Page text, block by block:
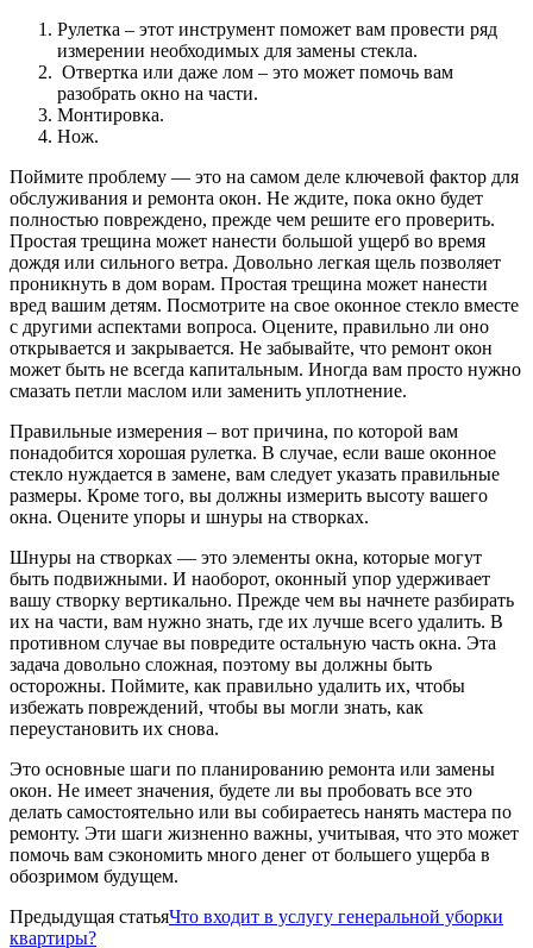
Рулетка – этот инструмент поможет вам провести ряд
измерении необходимых для замены стекла.
Отвертка или даже лом – это может помочь вам
разобрать окно на части.
Монтировка.
Нож.
Поймите проблему — это на самом деле ключевой фактор для
обслуживания и ремонта окон. Не ждите, пока окно будет
полностью повреждено, прежде чем решите его проверить.
Простая трещина может нанести большой ущерб во время
дождя или сильного ветра. Довольно легкая щель позволяет
проникнуть в дом ворам. Простая трещина может нанести
вред вашим детям. Посмотрите на свое оконное стекло вместе
с другими аспектами вопроса. Оцените, правильно ли оно
открывается и закрывается. Не забывайте, что ремонт окон
может быть не всегда капитальным. Иногда вам просто нужно
смазать петли маслом или заменить уплотнение.
Правильные измерения – вот причина, по которой вам
понадобится хорошая рулетка. В случае, если ваше оконное
стекло нуждается в замене, вам следует указать правильные
размеры. Кроме того, вы должны измерить высоту вашего
окна. Оцените упоры и шнуры на створках.
Шнуры на створках — это элементы окна, которые могут
быть подвижными. И наоборот, оконный упор удерживает
вашу створку вертикально. Прежде чем вы начнете разбирать
их на части, вам нужно знать, где их лучше всего удалить. В
противном случае вы повредите остальную часть окна. Эта
задача довольно сложная, поэтому вы должны быть
осторожны. Поймите, как правильно удалить их, чтобы
избежать повреждений, чтобы вы могли знать, как
переустановить их снова.
Это основные шаги по планированию ремонта или замены
окон. Не имеет значения, будете ли вы пробовать все это
делать самостоятельно или вы собираетесь нанять мастера по
ремонту. Эти шаги жизненно важны, учитывая, что это может
помочь вам сэкономить много денег от большего ущерба в
обозримом будущем.
Предыдущая статьяЧто входит в услугу генеральной уборки
квартиры?